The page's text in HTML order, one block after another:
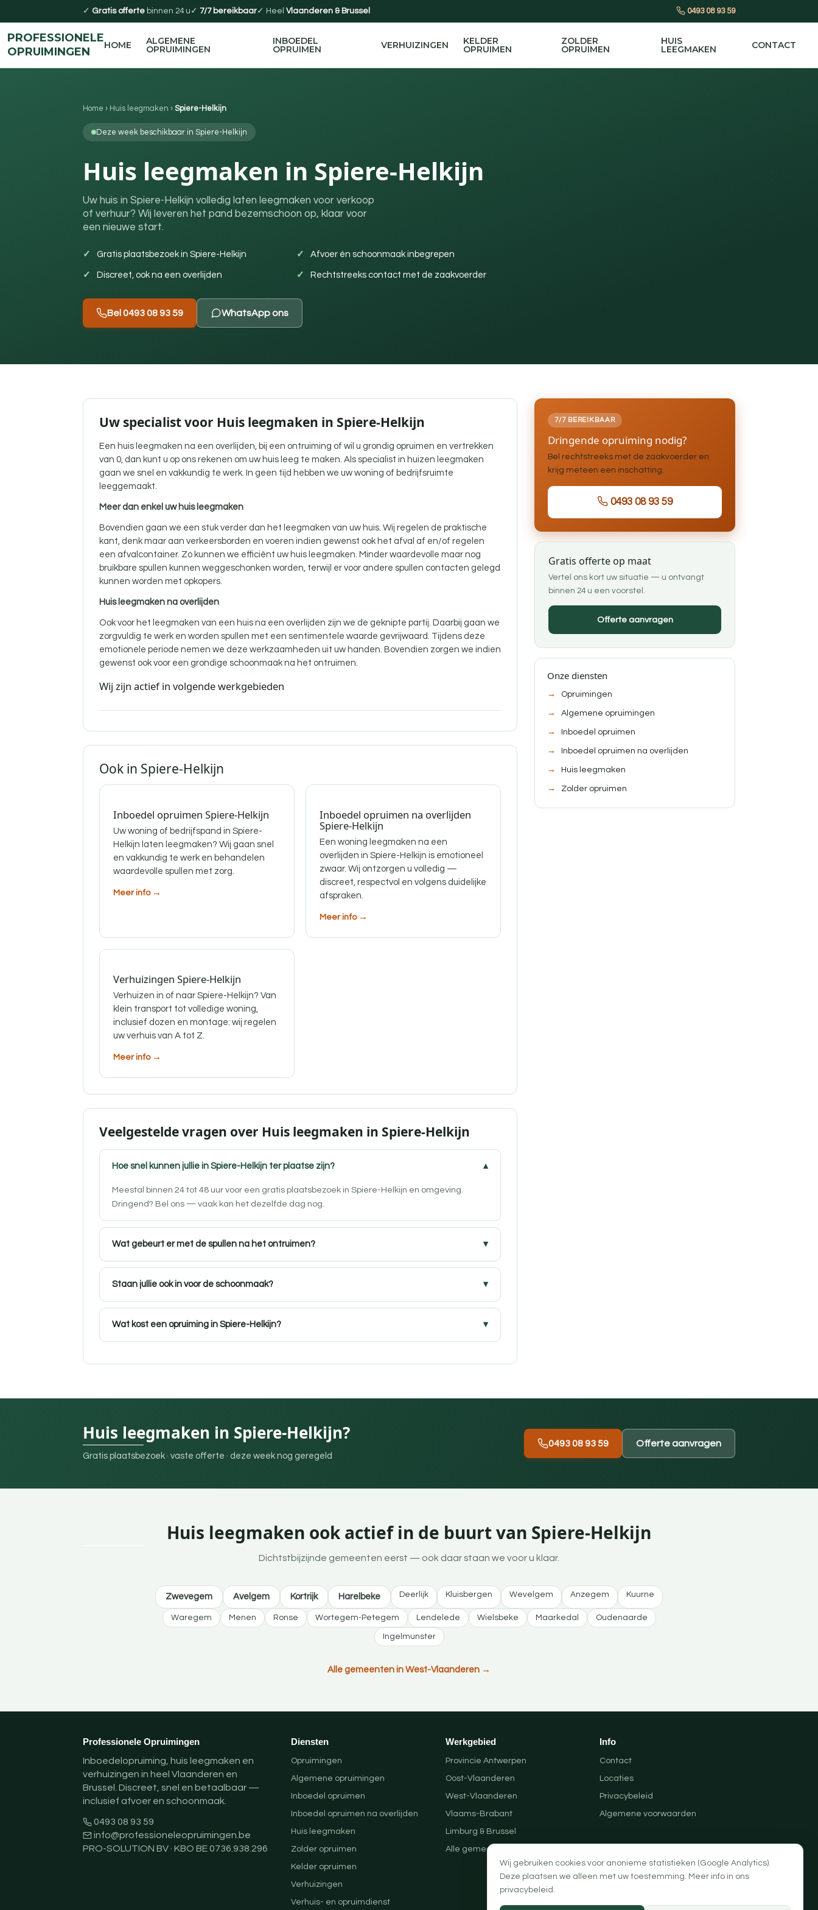
✓ Gratis offerte binnen 24 u ✓ 7/7 bereikbaar✓ Heel Vlaanderen & Brussel 0493 08 93 59
PROFESSIONELE
OPRUIMINGEN
HOME ALGEMENE
OPRUIMINGEN
INBOEDEL
OPRUIMEN VERHUIZINGEN KELDER
OPRUIMEN
ZOLDER
OPRUIMEN
HUIS
LEEGMAKEN CONTACT
Home › Huis leegmaken › Spiere-Helkijn
Deze week beschikbaar in Spiere-Helkijn
Huis leegmaken in Spiere-Helkijn
Uw huis in Spiere-Helkijn volledig laten leegmaken voor verkoop
of verhuur? Wij leveren het pand bezemschoon op, klaar voor
een nieuwe start.
Gratis plaatsbezoek in Spiere-Helkijn Afvoer én schoonmaak inbegrepen
Discreet, ook na een overlijden Rechtstreeks contact met de zaakvoerder
Bel 0493 08 93 59 WhatsApp ons
Uw specialist voor Huis leegmaken in Spiere-Helkijn
Een huis leegmaken na een overlijden, bij een ontruiming of wil u grondig opruimen en vertrekken
van 0, dan kunt u op ons rekenen om uw huis leeg te maken. Als specialist in huizen leegmaken
gaan we snel en vakkundig te werk. In geen tijd hebben we uw woning of bedrijfsruimte
leeggemaakt.
Meer dan enkel uw huis leegmaken
Bovendien gaan we een stuk verder dan het leegmaken van uw huis. Wij regelen de praktische
kant, denk maar aan verkeersborden en voeren indien gewenst ook het afval af en/of regelen
een afvalcontainer. Zo kunnen we efficiënt uw huis leegmaken. Minder waardevolle maar nog
bruikbare spullen kunnen weggeschonken worden, terwijl er voor andere spullen contacten gelegd
kunnen worden met opkopers.
Huis leegmaken na overlijden
Ook voor het leegmaken van een huis na een overlijden zijn we de geknipte partij. Daarbij gaan we
zorgvuldig te werk en worden spullen met een sentimentele waarde gevrijwaard. Tijdens deze
emotionele periode nemen we deze werkzaamheden uit uw handen. Bovendien zorgen we indien
gewenst ook voor een grondige schoonmaak na het ontruimen.
Wij zijn actief in volgende werkgebieden
Ook in Spiere-Helkijn
Inboedel opruimen Spiere-Helkijn
Uw woning of bedrijfspand in Spiere-
Helkijn laten leegmaken? Wij gaan snel
en vakkundig te werk en behandelen
waardevolle spullen met zorg.
Meer info →
Inboedel opruimen na overlijden
Spiere-Helkijn
Een woning leegmaken na een
overlijden in Spiere-Helkijn is emotioneel
zwaar. Wij ontzorgen u volledig —
discreet, respectvol en volgens duidelijke
afspraken.
Meer info →
Verhuizingen Spiere-Helkijn
Verhuizen in of naar Spiere-Helkijn? Van
klein transport tot volledige woning,
inclusief dozen en montage: wij regelen
uw verhuis van A tot Z.
Meer info →
Veelgestelde vragen over Huis leegmaken in Spiere-Helkijn
Hoe snel kunnen jullie in Spiere-Helkijn ter plaatse zijn?
Meestal binnen 24 tot 48 uur voor een gratis plaatsbezoek in Spiere-Helkijn en omgeving.
Dringend? Bel ons — vaak kan het dezelfde dag nog.
Wat gebeurt er met de spullen na het ontruimen?
Staan jullie ook in voor de schoonmaak?
Wat kost een opruiming in Spiere-Helkijn?
7/7 BEREIKBAAR
Dringende opruiming nodig?
Bel rechtstreeks met de zaakvoerder en
krijg meteen een inschatting.
0493 08 93 59
Gratis offerte op maat
Vertel ons kort uw situatie — u ontvangt
binnen 24 u een voorstel.
Offerte aanvragen
Onze diensten
Opruimingen
Algemene opruimingen
Inboedel opruimen
Inboedel opruimen na overlijden
Huis leegmaken
Zolder opruimen
Huis leegmaken in Spiere-Helkijn?
Gratis plaatsbezoek · vaste offerte · deze week nog geregeld
0493 08 93 59 Offerte aanvragen
Huis leegmaken ook actief in de buurt van Spiere-Helkijn
Dichtstbijzijnde gemeenten eerst — ook daar staan we voor u klaar.
Zwevegem Avelgem Kortrijk Harelbeke Deerlijk Kluisbergen Wevelgem Anzegem Kuurne
Waregem Menen Ronse Wortegem-Petegem Lendelede Wielsbeke Maarkedal Oudenaarde
Ingelmunster
Alle gemeenten in West-Vlaanderen →
Professionele Opruimingen
Inboedelopruiming, huis leegmaken en
verhuizingen in heel Vlaanderen en
Brussel. Discreet, snel en betaalbaar —
inclusief afvoer en schoonmaak.
0493 08 93 59
info@professioneleopruimingen.be
PRO-SOLUTION BV · KBO BE 0736.938.296
Diensten
Opruimingen
Algemene opruimingen
Inboedel opruimen
Inboedel opruimen na overlijden
Huis leegmaken
Zolder opruimen
Kelder opruimen
Verhuizingen
Verhuis- en opruimdienst
Werkgebied
Provincie Antwerpen
Oost-Vlaanderen
West-Vlaanderen
Vlaams-Brabant
Limburg & Brussel
Alle gemeenten
Info
Contact
Locaties
Privacybeleid
Algemene voorwaarden
Wij gebruiken cookies voor anonieme statistieken (Google Analytics).
Deze plaatsen we alleen met uw toestemming. Meer info in ons
privacybeleid .